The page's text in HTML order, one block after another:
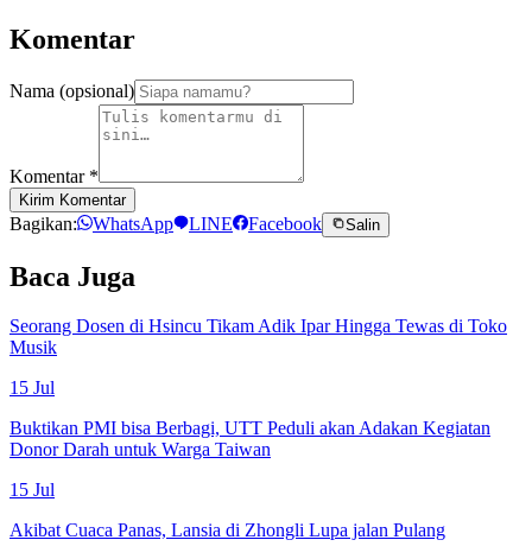
Komentar
Nama (opsional)
Komentar *
Kirim Komentar
Bagikan: WhatsApp LINE Facebook Salin
Baca Juga
Seorang Dosen di Hsincu Tikam Adik Ipar Hingga Tewas di Toko
Musik
15 Jul
Buktikan PMI bisa Berbagi, UTT Peduli akan Adakan Kegiatan
Donor Darah untuk Warga Taiwan
15 Jul
Akibat Cuaca Panas, Lansia di Zhongli Lupa jalan Pulang